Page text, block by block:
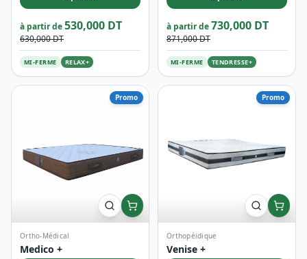
à partir de530,000 DT
630,000 DT
MI-FERME RELAX+
à partir de730,000 DT
871,000 DT
MI-FERME TENDRESSE+
Promo
Ortho-Médical
Medico +
Promo
Orthopéidique
Venise +